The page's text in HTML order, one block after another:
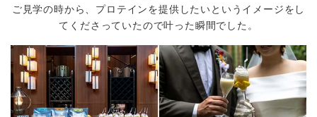
ご見学の時から、プロテインを提供したいというイメージをし
てくださっていたので叶った瞬間でした。